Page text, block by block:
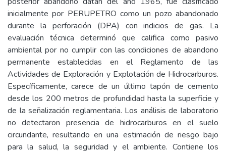
inicialmente por PERUPETRO como un pozo abandonado
durante la perforación (DPA) con indicios de gas. La
evaluación técnica determinó que califica como pasivo
ambiental por no cumplir con las condiciones de abandono
permanente establecidas en el Reglamento de las
Actividades de Exploración y Explotación de Hidrocarburos.
Específicamente, carece de un último tapón de cemento
desde los 200 metros de profundidad hasta la superficie y
de la señalización reglamentaria. Los análisis de laboratorio
no detectaron presencia de hidrocarburos en el suelo
circundante, resultando en una estimación de riesgo bajo
para la salud, la seguridad y el ambiente. Contiene los